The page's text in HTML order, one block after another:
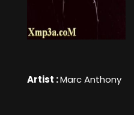
Artist :Marc Anthony